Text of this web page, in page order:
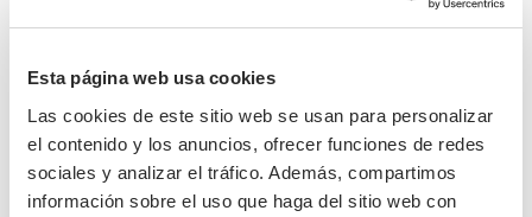
Esta página web usa cookies
Las cookies de este sitio web se usan para personalizar
el contenido y los anuncios, ofrecer funciones de redes
sociales y analizar el tráfico. Además, compartimos
información sobre el uso que haga del sitio web con
saturados
0.2 g
Hidratos de carbono
- de los cuales, azúcares
13 g
Proteínas
0.2 g
Nuestra filosofía